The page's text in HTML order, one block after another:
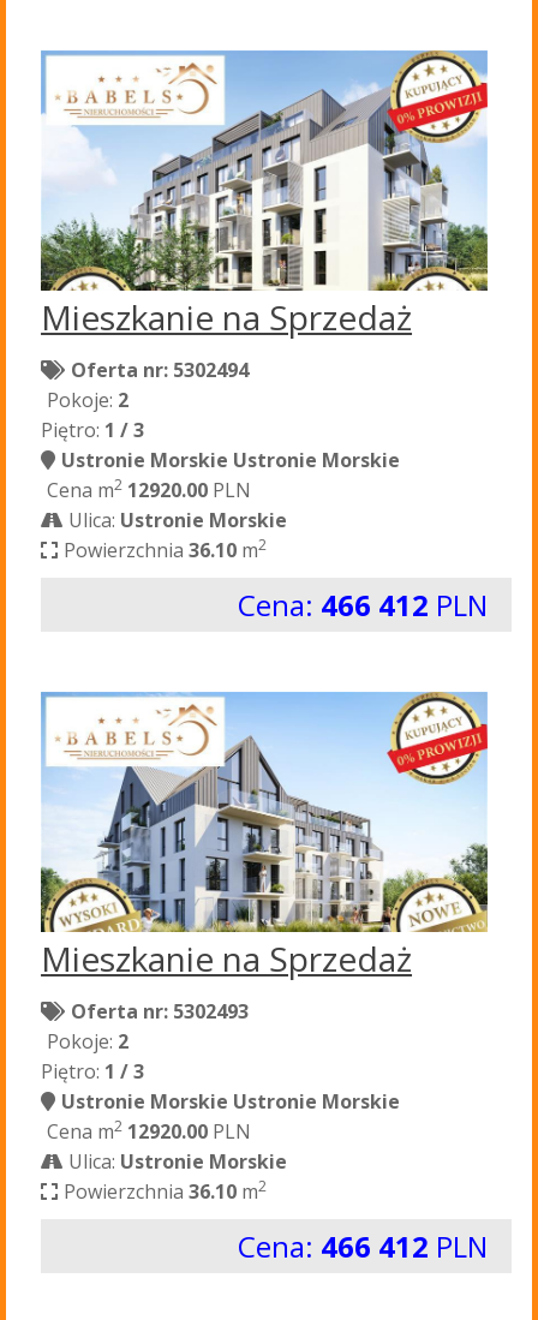
Mieszkanie na Sprzedaż
Oferta nr: 5302494
Pokoje: 2
Piętro: 1 / 3
Ustronie Morskie Ustronie Morskie
Cena m2 12920.00 PLN
Ulica: Ustronie Morskie
Powierzchnia36.10 m2
Cena: 466 412 PLN
Mieszkanie na Sprzedaż
Oferta nr: 5302493
Pokoje: 2
Piętro: 1 / 3
Ustronie Morskie Ustronie Morskie
Cena m2 12920.00 PLN
Ulica: Ustronie Morskie
Powierzchnia36.10 m2
Cena: 466 412 PLN